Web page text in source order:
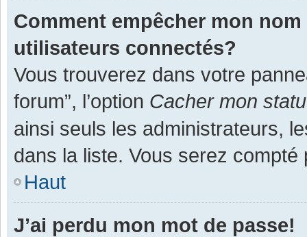
Comment empêcher mon
utilisateurs connectés?
Vous trouverez dans votre
forum”, l’option Cacher mon
ainsi seuls les administrateurs,
dans la liste. Vous serez
Haut
J’ai perdu mon mot de passe!